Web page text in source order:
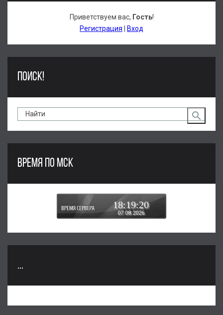
Приветствуем вас, Гость!
Регистрация
Вход
ПОИСК!
ВРЕМЯ ПО МСК
18:19:21
07.08.2026
...